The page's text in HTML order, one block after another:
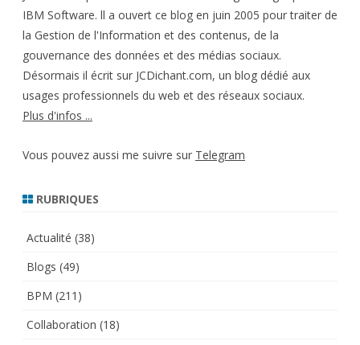
IBM Software. ll a ouvert ce blog en juin 2005 pour traiter de
la Gestion de l'Information et des contenus, de la
gouvernance des données et des médias sociaux.
Désormais il écrit sur JCDichant.com, un blog dédié aux
usages professionnels du web et des réseaux sociaux.
Plus d'infos ...
Vous pouvez aussi me suivre sur Telegram
RUBRIQUES
Actualité (38)
Blogs (49)
BPM (211)
Collaboration (18)